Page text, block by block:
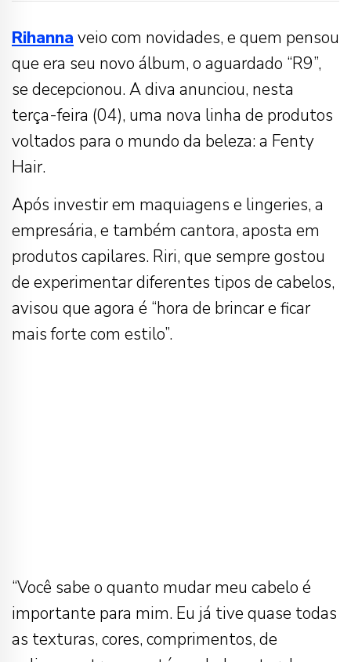
Rihanna veio com novidades, e quem pensou
que era seu novo álbum, o aguardado “R9”,
se decepcionou. A diva anunciou, nesta
terça-feira (04), uma nova linha de produtos
voltados para o mundo da beleza: a Fenty
Hair.
Após investir em maquiagens e lingeries, a
empresária, e também cantora, aposta em
produtos capilares. Riri, que sempre gostou
de experimentar diferentes tipos de cabelos,
avisou que agora é “hora de brincar e ficar
mais forte com estilo”.
“Você sabe o quanto mudar meu cabelo é
importante para mim. Eu já tive quase todas
as texturas, cores, comprimentos, de